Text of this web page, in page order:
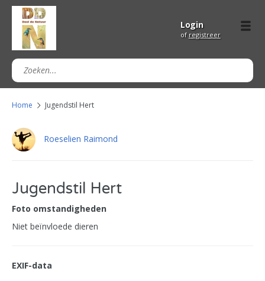
Login
of registreer
Home Jugendstil Hert
Roeselien Raimond
Jugendstil Hert
Foto omstandigheden
Niet beïnvloede dieren
EXIF-data